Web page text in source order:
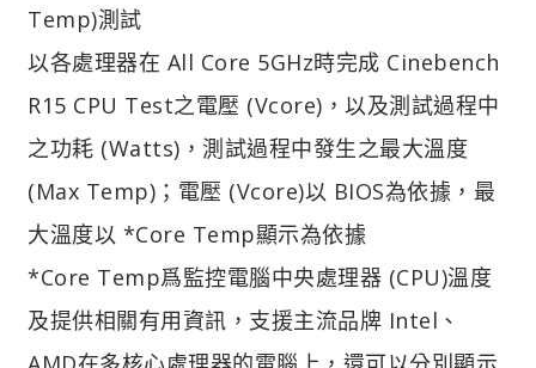
Temp)測試
以各處理器在 All Core 5GHz時完成 Cinebench
R15 CPU Test之電壓 (Vcore)，以及測試過程中
之功耗 (Watts)，測試過程中發生之最大溫度
(Max Temp)；電壓 (Vcore)以 BIOS為依據，最
大溫度以 *Core Temp顯示為依據
*Core Temp爲監控電腦中央處理器 (CPU)溫度
及提供相關有用資訊，支援主流品牌 Intel、